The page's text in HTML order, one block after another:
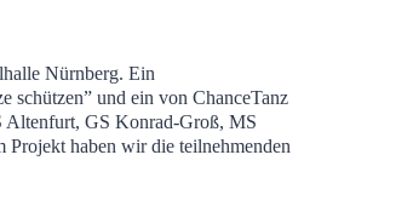
Nürnberg. Ein
schützen” und ein von ChanceTanz
Altenfurt, GS Konrad-Groß, MS
Projekt haben wir die teilnehmenden